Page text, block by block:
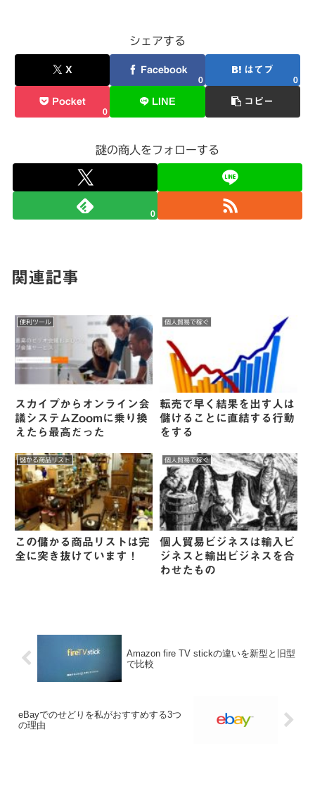
シェアする
X Facebook
0
はてブ
0
Pocket
0
LINE コピー
謎の商人をフォローする
0
関連記事
便利ツール
スカイプからオンライン会
議システムZoomに乗り換
えたら最高だった
個人貿易で稼ぐ
転売で早く結果を出す人は
儲けることに直結する行動
をする
儲かる商品リスト
この儲かる商品リストは完
全に突き抜けています！
個人貿易で稼ぐ
個人貿易ビジネスは輸入ビ
ジネスと輸出ビジネスを合
わせたもの
Amazon fire TV stickの違いを新型と旧型
で比較
eBayでのせどりを私がおすすめする3つ
の理由